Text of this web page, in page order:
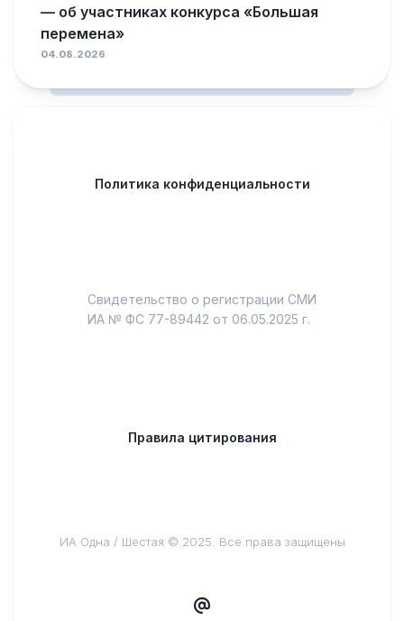
— об участниках конкурса «Большая
перемена»
04.08.2026
Политика конфиденциальности
Свидетельство о регистрации СМИ
ИА № ФС 77-89442 от 06.05.2025 г.
Правила цитирования
ИА Одна / Шестая © 2025. Все права защищены